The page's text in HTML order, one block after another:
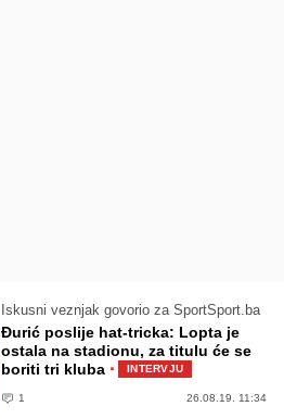
Iskusni veznjak govorio za SportSport.ba
Đurić poslije hat-tricka: Lopta je
ostala na stadionu, za titulu će se
boriti tri kluba · INTERVJU
1 26.08.19. 11:34